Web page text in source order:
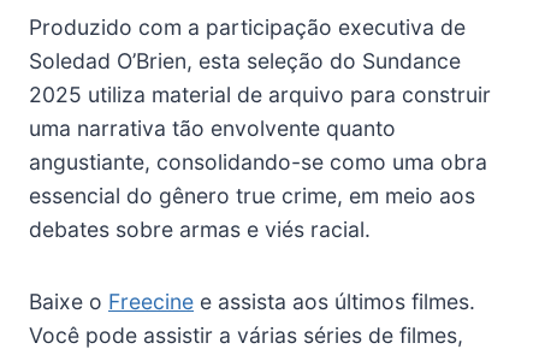
Produzido com a participação executiva de
Soledad O’Brien, esta seleção do Sundance
2025 utiliza material de arquivo para construir
uma narrativa tão envolvente quanto
angustiante, consolidando-se como uma obra
essencial do gênero true crime, em meio aos
debates sobre armas e viés racial.
Baixe o Freecine e assista aos últimos filmes.
Você pode assistir a várias séries de filmes,